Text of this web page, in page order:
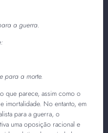
a guerra.
para a morte.
que parece, assim como o
imortalidade. No entanto, em
para a guerra, o
uma oposição racional e